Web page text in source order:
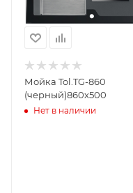
Мойка Tol.TG-860
(черный)860х500
Нет в наличии